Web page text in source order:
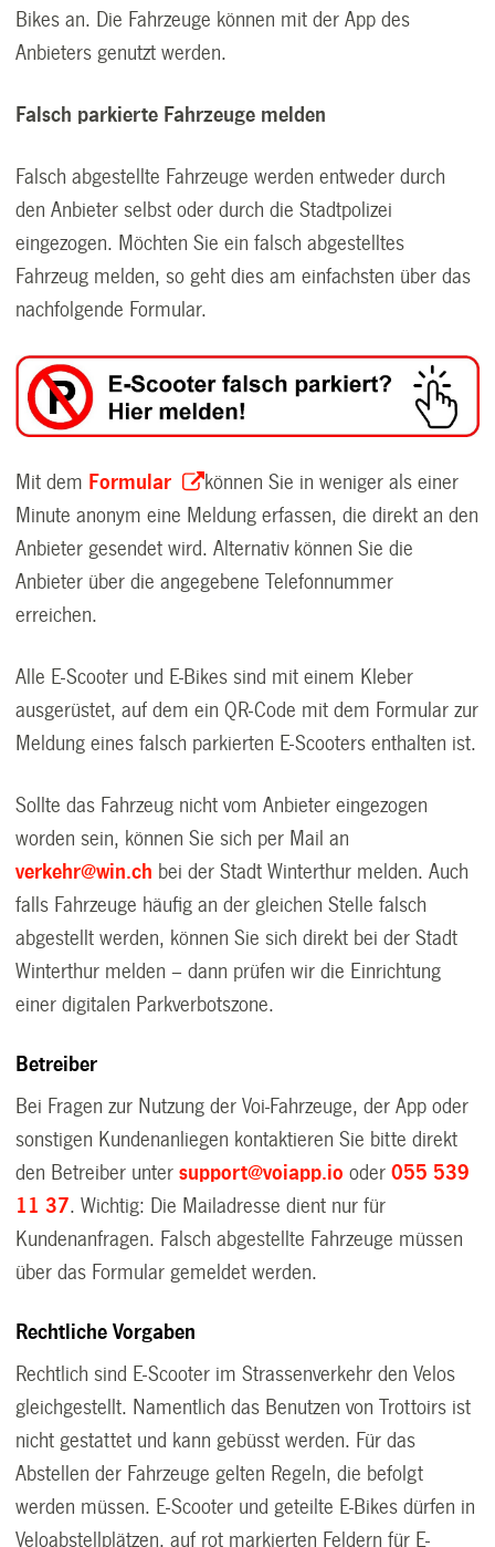
Bikes an. Die Fahrzeuge können mit der App des
Anbieters genutzt werden.
Falsch parkierte Fahrzeuge melden
Falsch abgestellte Fahrzeuge werden entweder durch
den Anbieter selbst oder durch die Stadtpolizei
eingezogen. Möchten Sie ein falsch abgestelltes
Fahrzeug melden, so geht dies am einfachsten über das
nachfolgende Formular.
Mit dem Formular
können Sie in weniger als einer
Minute anonym eine Meldung erfassen, die direkt an den
Anbieter gesendet wird. Alternativ können Sie die
Anbieter über die angegebene Telefonnummer
erreichen.
Alle E-Scooter und E-Bikes sind mit einem Kleber
ausgerüstet, auf dem ein QR-Code mit dem Formular zur
Meldung eines falsch parkierten E-Scooters enthalten ist.
Sollte das Fahrzeug nicht vom Anbieter eingezogen
worden sein, können Sie sich per Mail an
verkehr@win.ch bei der Stadt Winterthur melden. Auch
falls Fahrzeuge häufig an der gleichen Stelle falsch
abgestellt werden, können Sie sich direkt bei der Stadt
Winterthur melden – dann prüfen wir die Einrichtung
einer digitalen Parkverbotszone.
Betreiber
Bei Fragen zur Nutzung der Voi-Fahrzeuge, der App oder
sonstigen Kundenanliegen kontaktieren Sie bitte direkt
den Betreiber untersupport@voiapp.io oder055 539
11 37. Wichtig: Die Mailadresse dient nur für
Kundenanfragen. Falsch abgestellte Fahrzeuge müssen
über das Formular gemeldet werden.
Rechtliche Vorgaben
Rechtlich sind E-Scooter im Strassenverkehr den Velos
gleichgestellt. Namentlich das Benutzen von Trottoirs ist
nicht gestattet und kann gebüsst werden. Für das
Abstellen der Fahrzeuge gelten Regeln, die befolgt
werden müssen. E-Scooter und geteilte E-Bikes dürfen in
Veloabstellplätzen, auf rot markierten Feldern für E-